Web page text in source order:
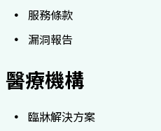
服務條款
漏洞報告
醫療機構
臨牀解決方案